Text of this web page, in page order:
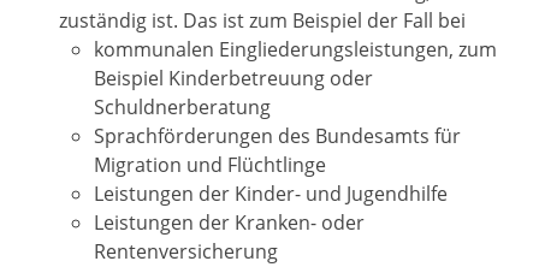
zuständig ist. Das ist zum Beispiel der Fall bei
kommunalen Eingliederungsleistungen, zum
Beispiel Kinderbetreuung oder
Schuldnerberatung
Sprachförderungen des Bundesamts für
Migration und Flüchtlinge
Leistungen der Kinder- und Jugendhilfe
Leistungen der Kranken- oder
Rentenversicherung